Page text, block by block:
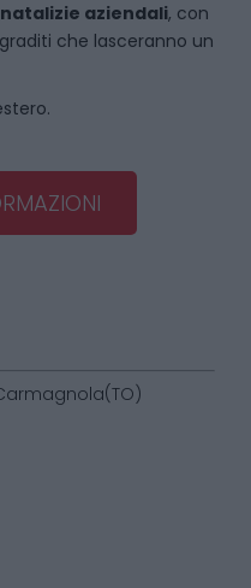
aziendali, con
che lasceranno un